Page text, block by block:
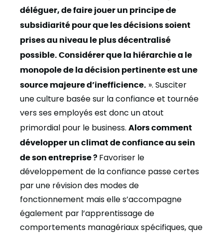
déléguer, de faire jouer un principe de
subsidiarité pour que les décisions soient
prises au niveau le plus décentralisé
possible. Considérer que la hiérarchie a le
monopole de la décision pertinente est une
source majeure d’inefficience. ». Susciter
une culture basée sur la confiance et tournée
vers ses employés est donc un atout
primordial pour le business. Alors comment
développer un climat de confiance au sein
de son entreprise ? Favoriser le
développement de la confiance passe certes
par une révision des modes de
fonctionnement mais elle s’accompagne
également par l’apprentissage de
comportements managériaux spécifiques, que